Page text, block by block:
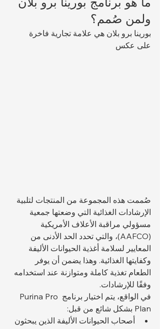
ولمن صُمم؟
بورينا برو بلان هي علامة تجارية فاخرة
على عكس
صُممت هذه المجموعة من المنتجات لتلبية
الإرشادات الغذائية التي وضعتها جمعية
مسؤولي مراقبة الأعلاف الأمريكية
(AAFCO)، والتي تحدد الحد الأدنى من
المعايير لسلامة أغذية الحيوانات الأليفة
وكفايتها الغذائية. وهذا يضمن أن يوفر
الطعام تغذية كاملة ومتوازنة عند استخدامه
وفقًا للإرشادات.
في الواقع، يتم اختيار برنامج Purina Pro
Plan بشكل شائع من قبل:
أصحاب الحيوانات الأليفة الذين يبحثون